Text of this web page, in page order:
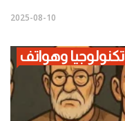
2025-08-10
تكنولوجيا وهواتف